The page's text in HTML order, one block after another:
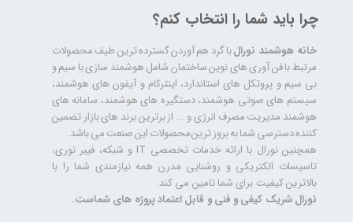
چرا باید شما را انتخاب کنم؟
خانه هوشمند نورالبا گرد هم آوردن گسترده ترین طیف محصولات
مرتبط با فن آوری های نوین ساختمان شامل هوشمند سازی با سیم و
بی سیم و پروتکل های استاندارد، اینترکام و آیفون های هوشمند،
سیستم های صوتی هوشمند، دستگیره های هوشمند، سامانه های
هوشمند مدیریت مصرف انرژی و ... از برترین برند های بازار تضمین
کننده دسترسی شما به بروز ترین محصولات این صنعت می باشد.
همچنین نورال با ارائه خدمات تخصصی IT و شبکه، فیبر نوری،
تاسیسات الکتریکی و روشنایی مدرن همه نیازمندی شما را با
بالاترین کیفیت برای شما تامین می کند.
نورال شریک کیفی و فنی و قابل اعتماد پروژه های شماست.